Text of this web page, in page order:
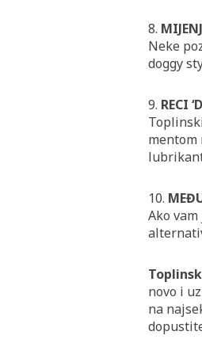
8.
Neke
doggy
9. RECI
mentom
10.
Ako
novo i
na